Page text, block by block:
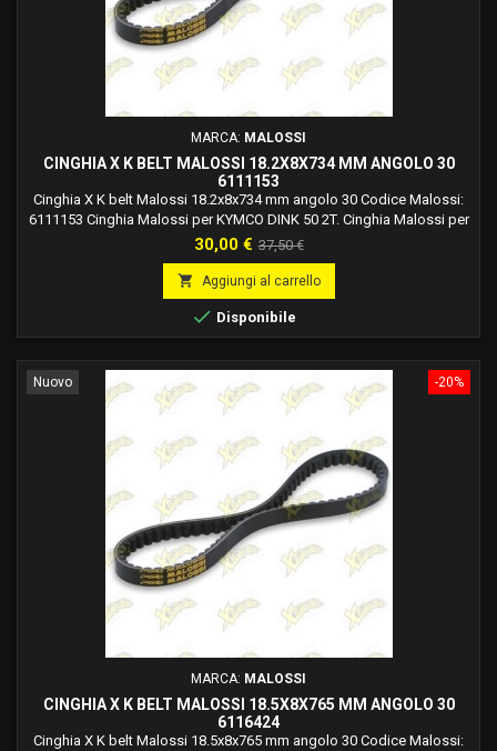
MARCA: MALOSSI
CINGHIA X K BELT MALOSSI 18.2X8X734 MM ANGOLO 30
6111153
Cinghia X K belt Malossi 18.2x8x734 mm angolo 30 Codice Malossi:
6111153 Cinghia Malossi per KYMCO DINK 50 2T. Cinghia Malossi per
KYMCO DINK 50 2T LC. Cinghia Malossi per KYMCO PEOPLE 50 2T.
Cinghia Malossi per KYMCO SUPER 9 50 2T LC. Cinghia Malossi per
KYMCO TOP BOY - COBRA 50 2T. Cinghia Malossi per VESPA ET4 125
4T.
Prezzo
30,00 € Prezzo
base
37,50 €
 Aggiungi al carrello
 Disponibile
-20%
Nuovo
MARCA: MALOSSI
CINGHIA X K BELT MALOSSI 18.5X8X765 MM ANGOLO 30
6116424
Cinghia X K belt Malossi 18.5x8x765 mm angolo 30 Codice Malossi: